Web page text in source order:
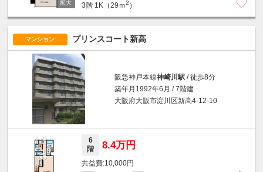
3階 1K（29ｍ2 ）
マンション プリンスコート新高
阪急神戸本線神崎川駅 / 徒歩8分
築年月1992年6月 / 7階建
大阪府大阪市淀川区新高4-12-10
6
階
8.4万円
10,000円